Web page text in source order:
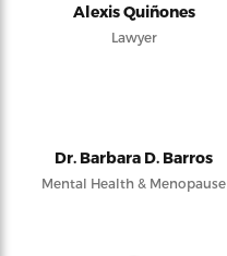
Alexis Quiñones
Lawyer
Dr. Barbara D. Barros
Mental Health & Menopause